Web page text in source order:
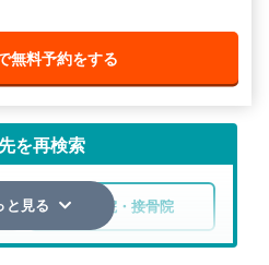
無料予約をする
を再検索
整骨院・接骨院
と見る